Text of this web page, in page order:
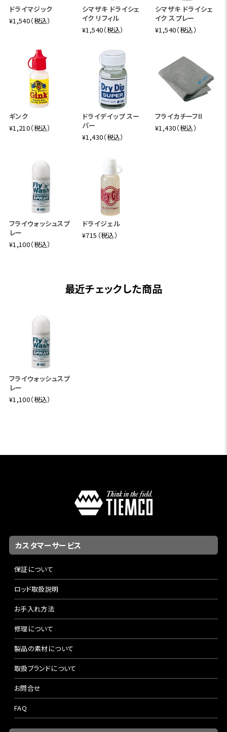
ドライマジック
¥1,540（税込）
シマザキ ドライシェ
イク リフィル
¥1,540（税込）
シマザキ ドライシェ
イク スプレー
¥1,540（税込）
ギンク
¥1,210（税込）
ドライデイップ スー
パー
¥1,430（税込）
フライカチーフII
¥1,430（税込）
フライウォッシュスプ
レー
¥1,100（税込）
ドライジェル
¥715（税込）
最近チェックした商品
フライウォッシュスプ
レー
¥1,100（税込）
カスタマーサービス
保証について
ロッド取扱説明
お手入れ方法
修理について
製品の素材について
取扱ブランドについて
お問合せ
FAQ